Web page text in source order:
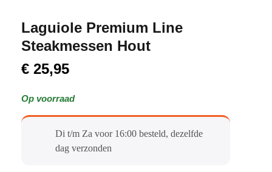
Laguiole Premium Line
Steakmessen Hout
€ 25,95
Op voorraad
Di t/m Za voor 16:00 besteld, dezelfde
dag verzonden​